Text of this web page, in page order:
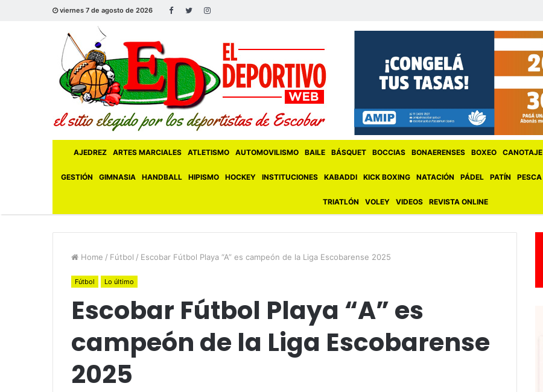
viernes 7 de agosto de 2026
AJEDREZ ARTES MARCIALES ATLETISMO AUTOMOVILISMO BAILE BÁSQUET BOCCIAS BONAERENSES BOXEO CANOTAJE
GESTIÓN GIMNASIA HANDBALL HIPISMO HOCKEY INSTITUCIONES KABADDI KICK BOXING NATACIÓN PÁDEL PATÍN PESCA
TRIATLÓN VOLEY VIDEOS REVISTA ONLINE
Home / Fútbol / Escobar Fútbol Playa “A” es campeón de la Liga Escobarense 2025
Fútbol Lo último
Escobar Fútbol Playa “A” es
campeón de la Liga Escobarense
2025